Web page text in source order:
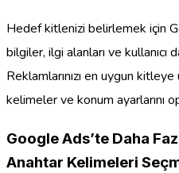
Hedef kitlenizi belirlemek için
bilgiler, ilgi alanları ve kullanıcı
Reklamlarınızı en uygun
kelimeler ve konum ayarlarını
Google Ads’te Daha
Anahtar Kelimeleri